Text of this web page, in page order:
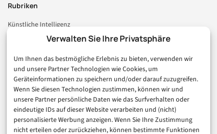
Verwalten Sie Ihre Privatsphäre
Um Ihnen das bestmögliche Erlebnis zu bieten, verwenden wir
und unsere Partner Technologien wie Cookies, um
Geräteinformationen zu speichern und/oder darauf zuzugreifen.
Wenn Sie diesen Technologien zustimmen, können wir und
unsere Partner persönliche Daten wie das Surfverhalten oder
eindeutige IDs auf dieser Website verarbeiten und (nicht)
personalisierte Werbung anzeigen. Wenn Sie Ihre Zustimmung
nicht erteilen oder zurückziehen, können bestimmte Funktionen
Rubriken
Künstliche Intelligenz
Technologie & IT
Consumer & Digital Life
Marketing
Finanzen & FinTech
Business & Karriere
Sicherheit & Recht
Digitalisierung